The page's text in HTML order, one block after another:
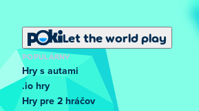
Let the world play
POPULÁRNY
Hry s autami
.io hry
Hry pre 2 hráčov